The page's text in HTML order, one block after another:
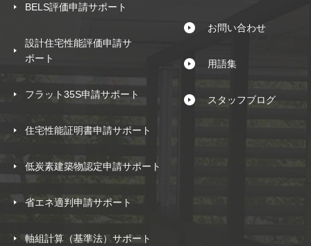
BELS評価申請サポート
設計住宅性能評価申請サ
ポート
フラット35S申請サポート
住宅性能証明書申請サポート
低炭素建築物認定申請サポート
省エネ適判申請サポート
軸組計算（基準法）サポート
お問い合わせ
用語集
スタッフブログ